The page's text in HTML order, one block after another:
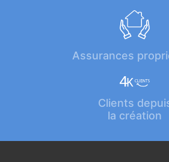
Assurances
Clients
la création